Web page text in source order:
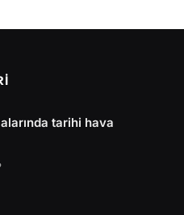
tarihi hava